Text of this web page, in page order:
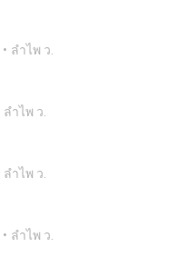
ลําไพ ว.
ลําไพ ว.
ลําไพ ว.
ลําไพ ว.